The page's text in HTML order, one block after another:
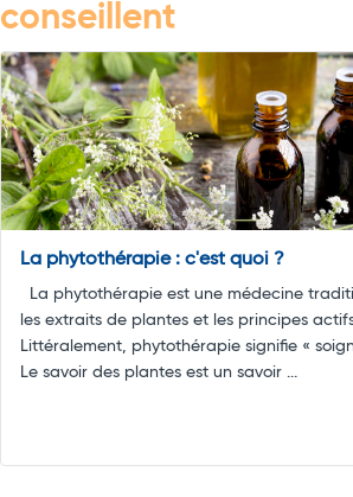
conseillent
La phytothérapie : c'est quoi ?
La phytothérapie est une médecine
les extraits de plantes et les principes
Littéralement, phytothérapie signifie «
Le savoir des plantes est un savoir ...